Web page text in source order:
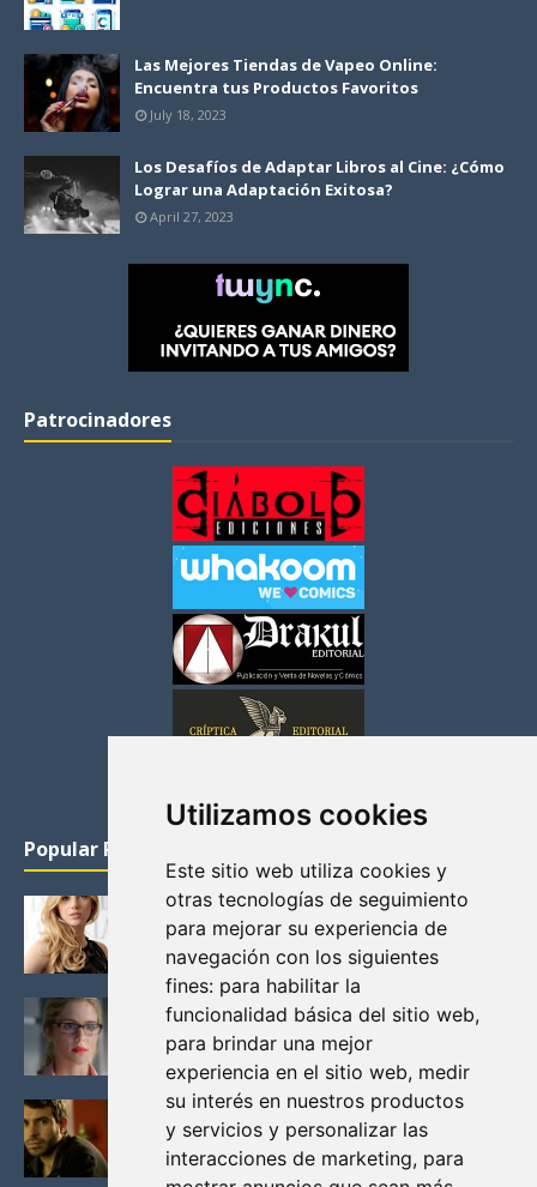
Utilizamos cookies
Este sitio web utiliza cookies y
otras tecnologías de seguimiento
para mejorar su experiencia de
navegación con los siguientes
fines: para habilitar la
funcionalidad básica del sitio web,
para brindar una mejor
experiencia en el sitio web, medir
su interés en nuestros productos
y servicios y personalizar las
interacciones de marketing, para
Las Mejores Tiendas de Vapeo Online:
Encuentra tus Productos Favoritos
July 18, 2023
Los Desafíos de Adaptar Libros al Cine: ¿Cómo
Lograr una Adaptación Exitosa?
April 27, 2023
Patrocinadores
Popular Posts
KATHERYN WINNICK: LA ACTRIZ MAS GUAPA DE
VIKINGOS
Junio 14, 2013
FELICITY (EMILY BETT RICKARDS), LAS FOTOS
MAS BONITAS DE LA ALIADA DE ARROW
Noviembre 30, 2013
BLACK MIRROR: TODA TU HISTORIA. EPISODIO 3.
LA CRITICA
Mayo 17, 2012